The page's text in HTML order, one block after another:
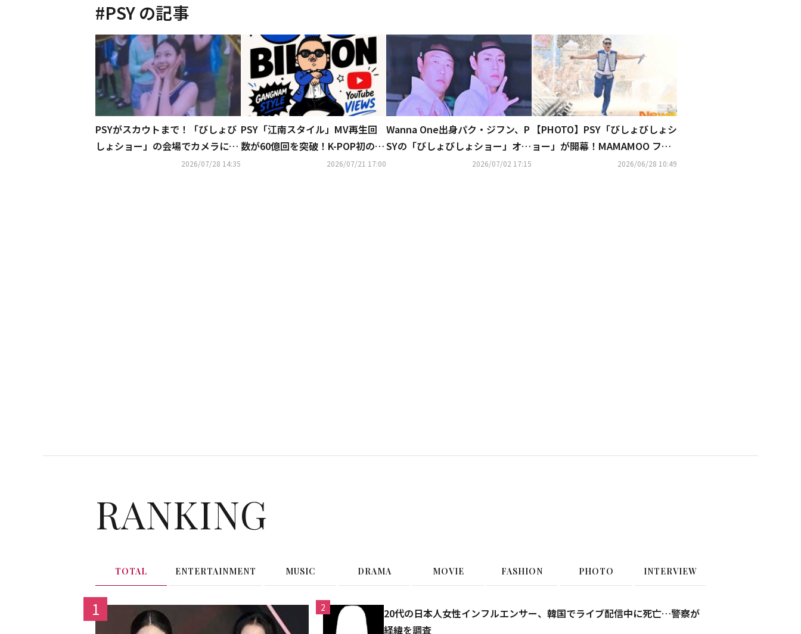
#PSY の記事
PSYがスカウトまで！「びしょび
しょショー」の会場でカメラに抜
かれた美少女が大きな話題に
2026/07/28 14:35
PSY「江南スタイル」MV再生回
数が60億回を突破！K-POP初の快
2026/07/21 17:00
Wanna One出身パク・ジフン、P
SYの「びしょびしょショー」オー
プニング映像に登場…意外な組み
2026/07/02 17:15
【PHOTO】PSY「びしょびしょシ
ョー」が開幕！MAMAMOO ファ
サ＆ソン・シギョンも登場2026/06/28 10:49
RANKING
TOTAL ENTERTAINMENT MUSIC DRAMA MOVIE FASHION PHOTO INTERVIEW
1 2
20代の日本人女性インフルエンサー、韓国でライブ配信中に死亡…警察が
経緯を調査